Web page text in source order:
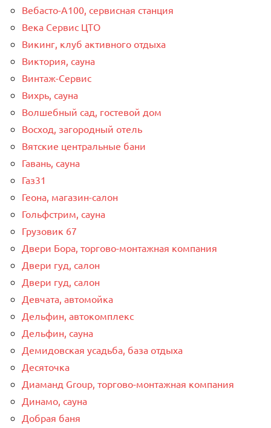
Вебасто-А100, сервисная станция
Века Сервис ЦТО
Викинг, клуб активного отдыха
Виктория, сауна
Винтаж-Сервис
Вихрь, сауна
Волшебный сад, гостевой дом
Восход, загородный отель
Вятские центральные бани
Гавань, сауна
Газ31
Геона, магазин-салон
Гольфстрим, сауна
Грузовик 67
Двери Бора, торгово-монтажная компания
Двери гуд, салон
Двери гуд, салон
Девчата, автомойка
Дельфин, автокомплекс
Дельфин, сауна
Демидовская усадьба, база отдыха
Десяточка
Диаманд Group, торгово-монтажная компания
Динамо, сауна
Добрая баня